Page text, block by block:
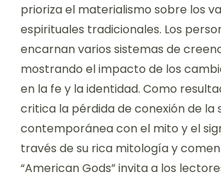
prioriza el materialismo sobre los
espirituales tradicionales. Los
encarnan varios sistemas de
mostrando el impacto de los
en la fe y la identidad. Como
critica la pérdida de conexión de la
contemporánea con el mito y el
través de su rica mitología y
“American Gods” invita a los